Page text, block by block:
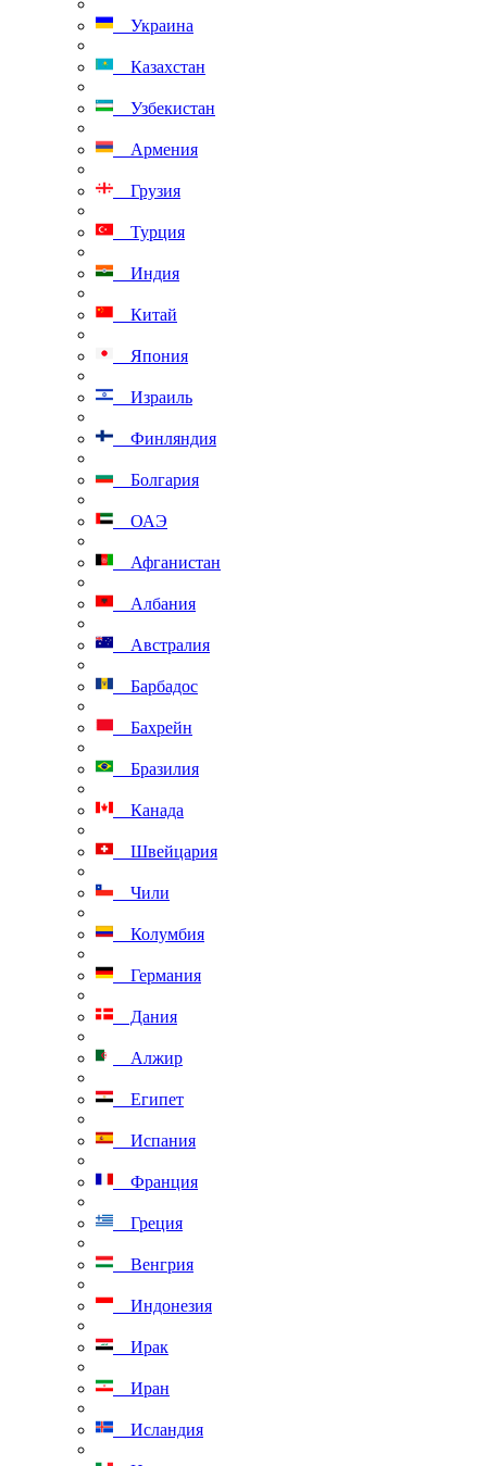
Украина
Казахстан
Узбекистан
Армения
Грузия
Турция
Индия
Китай
Япония
Израиль
Финляндия
Болгария
ОАЭ
Афганистан
Албания
Австралия
Барбадос
Бахрейн
Бразилия
Канада
Швейцария
Чили
Колумбия
Германия
Дания
Алжир
Египет
Испания
Франция
Греция
Венгрия
Индонезия
Ирак
Иран
Исландия